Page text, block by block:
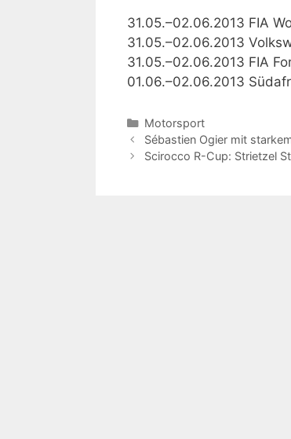
31.05.–02.06.2013 FIA
31.05.–02.06.2013
31.05.–02.06.2013 FIA
01.06.–02.06.2013
Kategorien
Motorsport
Sébastien Ogier mit
Scirocco R-Cup: Strietzel